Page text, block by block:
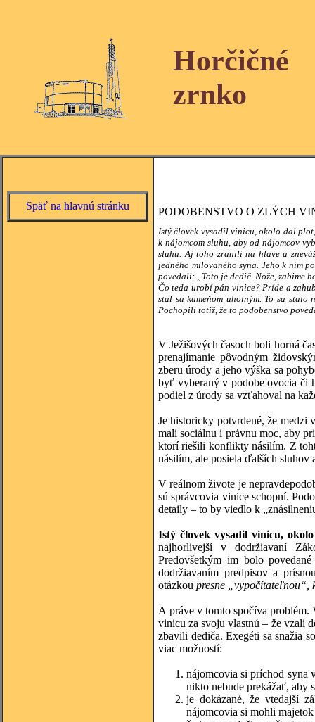
Horčičné
zrnko
Späť na hlavnú stránku PODOBENSTVO O ZLÝCH
Istý človek vysadil vinicu, okolo dal
k nájomcom sluhu, aby od nájomcov
sluhu. Aj toho zranili na hlave a
jedného milovaného syna. Jeho k nim
povedali: „Toto je dedič. Nože, zabime
Čo teda urobí pán vinice? Príde a
stal sa kameňom uholným. To sa
Pochopili totiž, že to podobenstvo
V Ježišových časoch boli horná
prenajímanie pôvodným
zberu úrody a jeho výška sa
byť vyberaný v podobe ovocia či
podiel z úrody sa vzťahoval na
Je historicky potvrdené, že
mali sociálnu i právnu moc, aby
ktorí riešili konflikty násilím. Z
násilím, ale posiela ďalších sluhov
V reálnom živote je
sú správcovia vinice schopní.
detaily – to by viedlo k
Istý človek vysadil vinicu,
najhorlivejší v dodržiavaní
Predovšetkým im bolo
dodržiavaním predpisov a
otázkou presne „vypočítateľnou“,
A práve v tomto spočíva
vinicu za svoju vlastnú – že vzali
zbavili dediča. Exegéti sa snažia
viac možností:
nájomcovia si príchod syna
nikto nebude prekážať, aby
je dokázané, že vtedajší
nájomcovia si mohli